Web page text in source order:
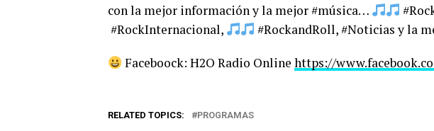
con la mejor información y la mejor #música…
#RockInternacional,
#RockandRoll, #Noticias y la
Faceboock: H2O Radio Onlinehttps://
RELATED TOPICS: PROGRAMAS